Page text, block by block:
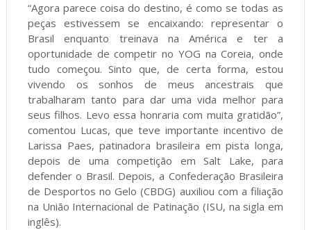
“Agora parece coisa do destino, é como se todas as
peças estivessem se encaixando: representar o
Brasil enquanto treinava na América e ter a
oportunidade de competir no YOG na Coreia, onde
tudo começou. Sinto que, de certa forma, estou
vivendo os sonhos de meus ancestrais que
trabalharam tanto para dar uma vida melhor para
seus filhos. Levo essa honraria com muita gratidão”,
comentou Lucas, que teve importante incentivo de
Larissa Paes, patinadora brasileira em pista longa,
depois de uma competição em Salt Lake, para
defender o Brasil. Depois, a Confederação Brasileira
de Desportos no Gelo (CBDG) auxiliou com a filiação
na União Internacional de Patinação (ISU, na sigla em
inglês).